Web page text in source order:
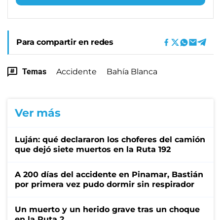
Para compartir en redes
Temas Accidente Bahía Blanca
Ver más
Luján: qué declararon los choferes del camión
que dejó siete muertos en la Ruta 192
A 200 días del accidente en Pinamar, Bastián
por primera vez pudo dormir sin respirador
Un muerto y un herido grave tras un choque